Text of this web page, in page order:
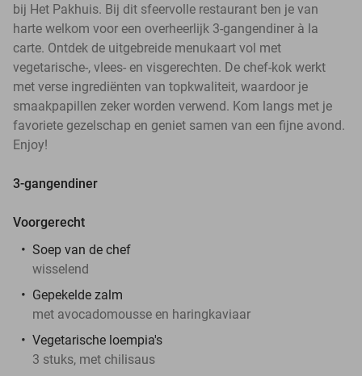
bij Het Pakhuis. Bij dit sfeervolle restaurant ben je van
harte welkom voor een overheerlijk 3-gangendiner à la
carte. Ontdek de uitgebreide menukaart vol met
vegetarische-, vlees- en visgerechten. De chef-kok werkt
met verse ingrediënten van topkwaliteit, waardoor je
smaakpapillen zeker worden verwend. Kom langs met je
favoriete gezelschap en geniet samen van een fijne avond.
Enjoy!
3-gangendiner
Voorgerecht
Soep van de chef
wisselend
Gepekelde zalm
met avocadomousse en haringkaviaar
Vegetarische loempia's
3 stuks, met chilisaus